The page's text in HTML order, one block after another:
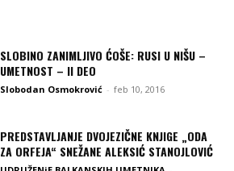
SLOBINO ZANIMLJIVO ĆOŠE: RUSI U NIŠU –
UMETNOST – II DEO
Slobodan Osmokrović - feb 10, 2016
PREDSTAVLJANJE DVOJEZIČNE KNJIGE „ODA
ZA ORFEJA“ SNEŽANE ALEKSIĆ STANOJLOVIĆ